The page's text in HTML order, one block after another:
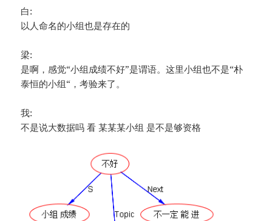
白:
以人命名的小组也是存在的
梁:
是啊，感觉“小组成绩不好”是谓语。这里小组也不是“朴
泰恒的小组“，考验来了。
我:
不是说大数据吗 看 某某某小组 是不是够资格